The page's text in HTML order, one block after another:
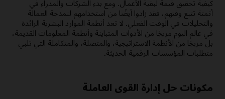
كيفية تحقيق قيمة لبقية الأعمال. ومع بدء الشركات والمدراء في
أتمتة تتبع وقتهم، فقد زادوا أيضًا من استخدامهم لنمذجة العمالة
والتحليلات في الوقت الفعلي. لا تعد أنظمة الموارد البشرية الرائدة
في عالم اليوم مزيجًا من الأدوات المتباينة وأنظمة المعلومات القديمة،
بل مزيجًا من الأنظمة الاستراتيجية، والمتصلة، والمتكاملة التي تلبي
متطلبات المؤسسات الرقمية الحديثة.
مكونات حل إدارة القوى العاملة